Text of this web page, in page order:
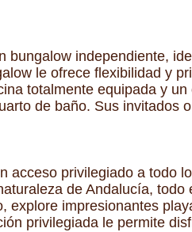
independiente,
le ofrece flexibilidad y
totalmente equipada y
de baño. Sus invitados
privilegiado a todo
de Andalucía, todo
impresionantes
privilegiada le permite